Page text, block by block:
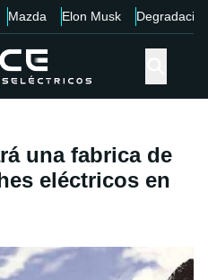
Mazda Elon Musk Degradación
una fabrica de
eléctricos en